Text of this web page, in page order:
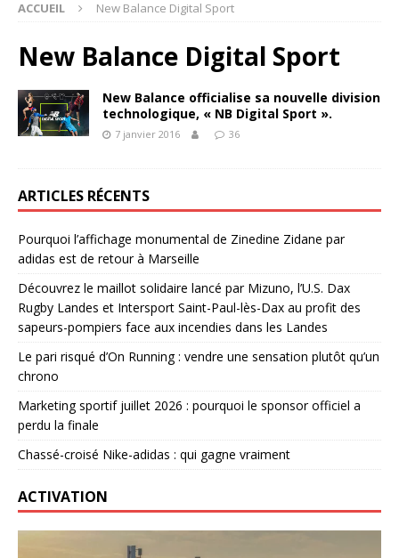
ACCUEIL New Balance Digital Sport
New Balance Digital Sport
New Balance officialise sa nouvelle division
technologique, « NB Digital Sport ».
7 janvier 2016 36
ARTICLES RÉCENTS
Pourquoi l’affichage monumental de Zinedine Zidane par
adidas est de retour à Marseille
Découvrez le maillot solidaire lancé par Mizuno, l’U.S. Dax
Rugby Landes et Intersport Saint-Paul-lès-Dax au profit des
sapeurs-pompiers face aux incendies dans les Landes
Le pari risqué d’On Running : vendre une sensation plutôt qu’un
chrono
Marketing sportif juillet 2026 : pourquoi le sponsor officiel a
perdu la finale
Chassé-croisé Nike-adidas : qui gagne vraiment
ACTIVATION